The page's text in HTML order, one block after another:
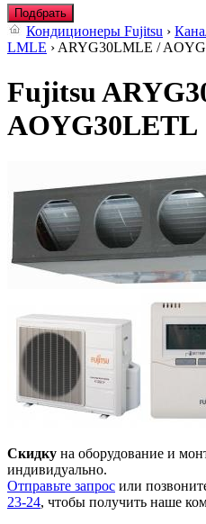
Подбрать
Кондиционеры Fujitsu ›
LMLE › ARYG30LMLE /
Fujitsu
AOYG30LETL
Скидку на оборудование и
индивидуально.
Отправьте запрос или
23-24, чтобы получить наше